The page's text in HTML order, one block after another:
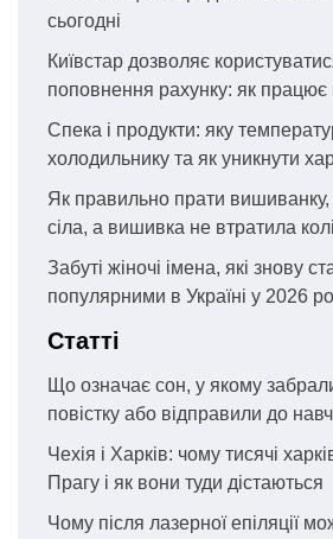
сьогодні
Київстар дозволяє
поповнення рахунку: як працює
Спека і продукти: яку
холодильнику та як уникнути
Як правильно прати
сіла, а вишивка не втратила
Забуті жіночі імена, які знову
популярними в Україні у 2026
Статті
Що означає сон, у якому
повістку або відправили до
Чехія і Харків: чому тисячі
Прагу і як вони туди дістаються
Чому після лазерної епіляції